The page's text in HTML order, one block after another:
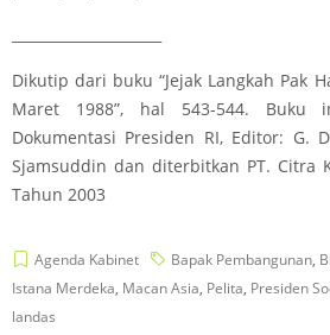
Dikutip dari buku “Jejak Langkah Pak
Maret 1988”, hal 543-544.
Dokumentasi Presiden RI, Editor: G.
Sjamsuddin dan diterbitkan PT. Citra
Tahun 2003
Agenda Kabinet Bapak Pembangunan,
Istana Merdeka, Macan Asia, Pelita, Presiden
landas